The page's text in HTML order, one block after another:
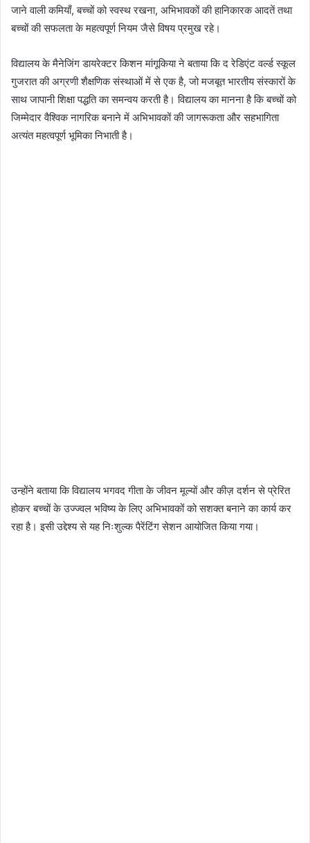
जाने वाली कमियाँ, बच्चों को स्वस्थ रखना, अभिभावकों की हानिकारक आदतें तथा
बच्चों की सफलता के महत्वपूर्ण नियम जैसे विषय प्रमुख रहे।
विद्यालय के मैनेजिंग डायरेक्टर किशन मांगूकिया ने बताया कि द रेडिएंट वर्ल्ड स्कूल
गुजरात की अग्रणी शैक्षणिक संस्थाओं में से एक है, जो मजबूत भारतीय संस्कारों के
साथ जापानी शिक्षा पद्धति का समन्वय करती है। विद्यालय का मानना है कि बच्चों को
जिम्मेदार वैश्विक नागरिक बनाने में अभिभावकों की जागरूकता और सहभागिता
अत्यंत महत्वपूर्ण भूमिका निभाती है।
उन्होंने बताया कि विद्यालय भगवद गीता के जीवन मूल्यों और कीज़ दर्शन से प्रेरित
होकर बच्चों के उज्ज्वल भविष्य के लिए अभिभावकों को सशक्त बनाने का कार्य कर
रहा है। इसी उद्देश्य से यह निःशुल्क पैरेंटिंग सेशन आयोजित किया गया।